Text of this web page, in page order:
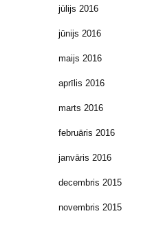
jūlijs 2016
jūnijs 2016
maijs 2016
aprīlis 2016
marts 2016
februāris 2016
janvāris 2016
decembris 2015
novembris 2015